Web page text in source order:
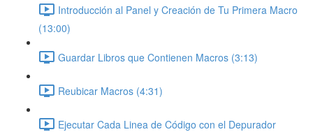
Introducción al Panel y Creación de Tu Primera Macro
(13:00)
Guardar Libros que Contienen Macros (3:13)
Reubicar Macros (4:31)
Ejecutar Cada Linea de Código con el Depurador